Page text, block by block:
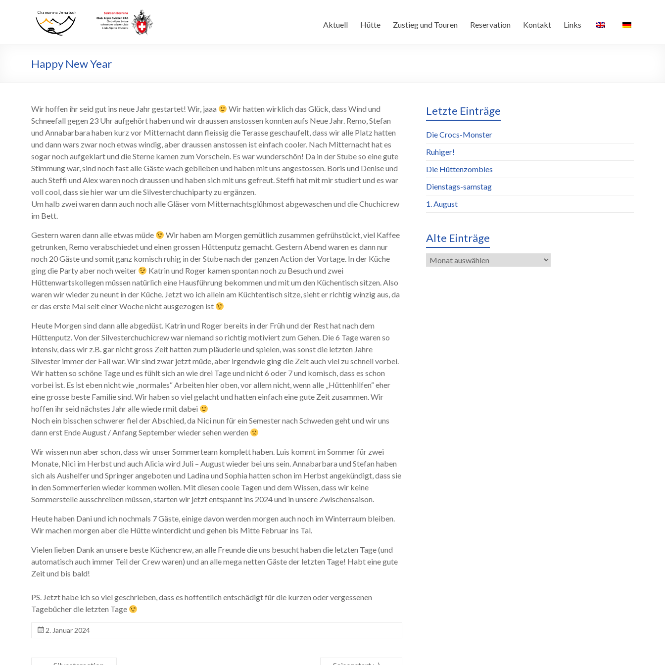
Chamanna
Jenatsch
Chamanna
Jenatsch
Aktuell Hütte Zustieg und Touren Reservation Kontakt Links
Happy New Year
Wir hoffen ihr seid gut ins neue Jahr gestartet! Wir, jaaa
Wir hatten wirklich das Glück, dass Wind und
Schneefall gegen 23 Uhr aufgehört haben und wir draussen anstossen konnten aufs Neue Jahr. Remo, Stefan
und Annabarbara haben kurz vor Mitternacht dann fleissig die Terasse geschaufelt, dass wir alle Platz hatten
und dann wars zwar noch etwas windig, aber draussen anstossen ist einfach cooler. Nach Mitternacht hat es
sogar noch aufgeklart und die Sterne kamen zum Vorschein. Es war wunderschön! Da in der Stube so eine gute
Stimmung war, sind noch fast alle Gäste wach geblieben und haben mit uns angestossen. Boris und Denise und
auch Steffi und Alex waren noch draussen und haben sich mit uns gefreut. Steffi hat mit mir studiert und es war
voll cool, dass sie hier war um die Silvesterchuchiparty zu ergänzen.
Um halb zwei waren dann auch noch alle Gläser vom Mitternachtsglühmost abgewaschen und die Chuchicrew
im Bett.
Gestern waren dann alle etwas müde
Wir haben am Morgen gemütlich zusammen gefrühstückt, viel Kaffee
getrunken, Remo verabschiedet und einen grossen Hüttenputz gemacht. Gestern Abend waren es dann nur
noch 20 Gäste und somit ganz komisch ruhig in der Stube nach der ganzen Action der Vortage. In der Küche
ging die Party aber noch weiter
Katrin und Roger kamen spontan noch zu Besuch und zwei
Hüttenwartskollegen müssen natürlich eine Hausführung bekommen und mit um den Küchentisch sitzen. Also
waren wir wieder zu neunt in der Küche. Jetzt wo ich allein am Küchtentisch sitze, sieht er richtig winzig aus, da
er das erste Mal seit einer Woche nicht ausgezogen ist
Heute Morgen sind dann alle abgedüst. Katrin und Roger bereits in der Früh und der Rest hat nach dem
Hüttenputz. Von der Silvesterchuchicrew war niemand so richtig motiviert zum Gehen. Die 6 Tage waren so
intensiv, dass wir z.B. gar nicht gross Zeit hatten zum pläuderle und spielen, was sonst die letzten Jahre
Silvester immer der Fall war. Wir sind zwar jetzt müde, aber irgendwie ging die Zeit auch viel zu schnell vorbei.
Wir hatten so schöne Tage und es fühlt sich an wie drei Tage und nicht 6 oder 7 und komisch, dass es schon
vorbei ist. Es ist eben nicht wie „normales“ Arbeiten hier oben, vor allem nicht, wenn alle „Hüttenhilfen“ eher
eine grosse beste Familie sind. Wir haben so viel gelacht und hatten einfach eine gute Zeit zusammen. Wir
hoffen ihr seid nächstes Jahr alle wiede rmit dabei
Noch ein bisschen schwerer fiel der Abschied, da Nici nun für ein Semester nach Schweden geht und wir uns
dann erst Ende August / Anfang September wieder sehen werden
Wir wissen nun aber schon, dass wir unser Sommerteam komplett haben. Luis kommt im Sommer für zwei
Monate, Nici im Herbst und auch Alicia wird Juli – August wieder bei uns sein. Annabarbara und Stefan haben
sich als Aushelfer und Springer angeboten und Ladina und Sophia hatten schon im Herbst angekündigt, dass sie
in den Sommerferien wieder kommen wollen. Mit diesen coole Tagen und dem Wissen, dass wir keine
Sommerstelle ausschreiben müssen, starten wir jetzt entspannt ins 2024 und in unsere Zwischensaison.
Heute haben Dani und ich nochmals 7 Gäste, einige davon werden morgen auch noch im Winterraum bleiben.
Wir machen morgen aber die Hütte winterdicht und gehen bis Mitte Februar ins Tal.
Vielen lieben Dank an unsere beste Küchencrew, an alle Freunde die uns besucht haben die letzten Tage (und
automatisch auch immer Teil der Crew waren) und an alle mega netten Gäste der letzten Tage! Habt eine gute
Zeit und bis bald!
PS. Jetzt habe ich so viel geschrieben, dass es hoffentlich entschädigt für die kurzen oder vergessenen
Tagebücher die letzten Tage
2. Januar 2024
Letzte Einträge
Die Crocs-Monster
Ruhiger!
Die Hüttenzombies
Dienstags-samstag
1. August
Alte Einträge
Alte
Einträge